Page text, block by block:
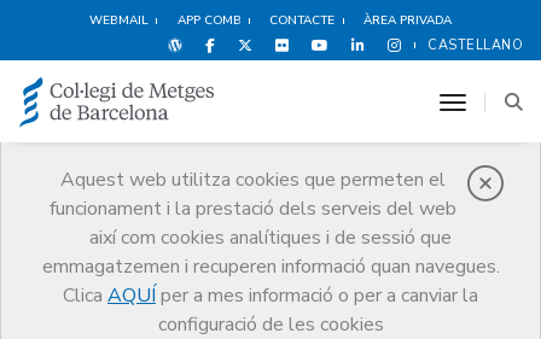
WEBMAIL APP COMB CONTACTE ÀREA PRIVADA
CASTELLANO
Aquest web utilitza cookies que permeten el
funcionament i la prestació dels serveis del web
així com cookies analítiques i de sessió que
emmagatzemen i recuperen informació quan navegues.
Clica AQUÍ per a mes informació o per a canviar la
configuració de les cookies
toggle
Publicacions
Publicacions
Responsabilitat mèdica i Seguretat Clínica